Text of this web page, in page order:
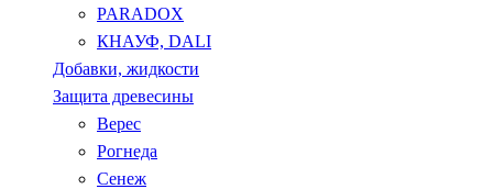
PARADOX
КНАУФ, DALI
Добавки, жидкости
Защита древесины
Верес
Рогнеда
Сенеж